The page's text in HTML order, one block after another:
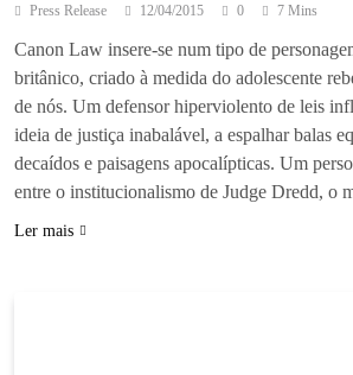
Press Release 12/04/2015 0 7 Mins
Canon Law insere-se num tipo de
britânico, criado à medida do adolescente
de nós. Um defensor hiperviolento de leis
ideia de justiça inabalável, a espalhar balas
decaídos e paisagens apocalípticas. Um
entre o institucionalismo de Judge Dredd, o
Ler mais